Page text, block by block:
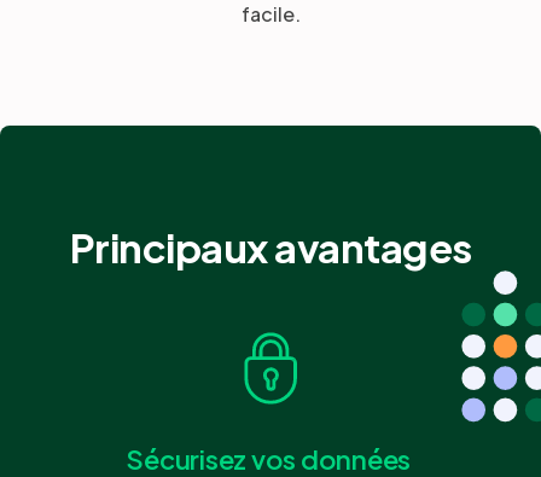
facile.
Principaux avantages
Sécurisez vos données